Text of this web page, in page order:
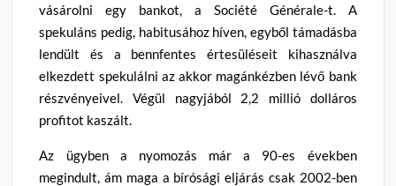
vásárolni egy bankot, a Société Générale-t. A
spekuláns pedig, habitusához híven, egyből támadásba
lendült és a bennfentes értesüléseit kihasználva
elkezdett spekulálni az akkor magánkézben lévő bank
részvényeivel. Végül nagyjából 2,2 millió dolláros
profitot kaszált.
Az ügyben a nyomozás már a 90-es években
megindult, ám maga a bírósági eljárás csak 2002-ben